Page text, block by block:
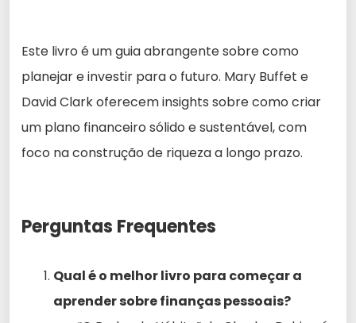
Este livro é um guia abrangente sobre como
planejar e investir para o futuro. Mary Buffet e
David Clark oferecem insights sobre como criar
um plano financeiro sólido e sustentável, com
foco na construção de riqueza a longo prazo.
Perguntas Frequentes
Qual é o melhor livro para começar a
aprender sobre finanças pessoais?